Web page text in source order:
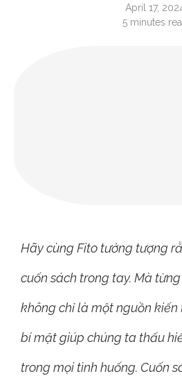
April 17,
5 minutes
Hãy cùng Fito tưởng tượng
cuốn sách trong tay. Mà
không chỉ là một nguồn
bí mật giúp chúng ta thấu
trong mọi tình huống. Cuốn